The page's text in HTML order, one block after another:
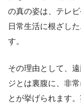
の真の姿は、テレ
日常生活に根ざし
す。
その理由として、
ジとは裏腹に、非
とが挙げられます